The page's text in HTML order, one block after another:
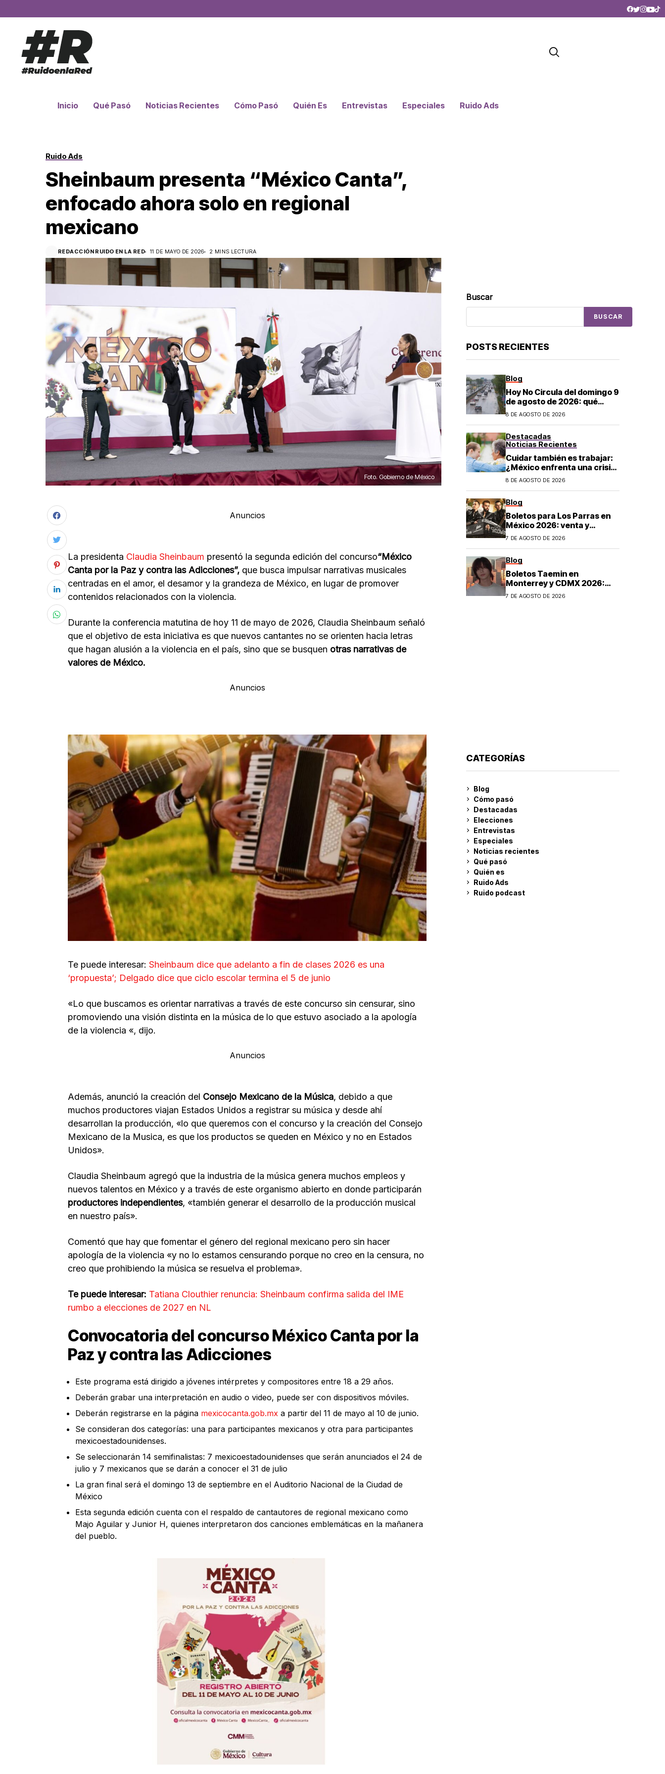
Inicio Qué Pasó Noticias Recientes Cómo Pasó Quién Es Entrevistas Especiales Ruido Ads
Ruido Ads
Sheinbaum presenta “México Canta”,
enfocado ahora solo en regional
mexicano
REDACCIÓN RUIDO EN LA RED 11 DE MAYO DE 2026 2 MINS LECTURA
Foto. Gobierno de México
Anuncios
La presidenta Claudia Sheinbaum presentó la segunda edición del concurso“México
Canta por la Paz y contra las Adicciones”, que busca impulsar narrativas musicales
centradas en el amor, el desamor y la grandeza de México, en lugar de promover
contenidos relacionados con la violencia.
Durante la conferencia matutina de hoy 11 de mayo de 2026, Claudia Sheinbaum señaló
que el objetivo de esta iniciativa es que nuevos cantantes no se orienten hacia letras
que hagan alusión a la violencia en el país, sino que se busquen otras narrativas de
valores de México.
Anuncios
Te puede interesar: Sheinbaum dice que adelanto a fin de clases 2026 es una
‘propuesta’; Delgado dice que ciclo escolar termina el 5 de junio
«Lo que buscamos es orientar narrativas a través de este concurso sin censurar, sino
promoviendo una visión distinta en la música de lo que estuvo asociado a la apología
de la violencia «, dijo.
Anuncios
Además, anunció la creación del Consejo Mexicano de la Música, debido a que
muchos productores viajan Estados Unidos a registrar su música y desde ahí
desarrollan la producción, «lo que queremos con el concurso y la creación del Consejo
Mexicano de la Musica, es que los productos se queden en México y no en Estados
Unidos».
Claudia Sheinbaum agregó que la industria de la música genera muchos empleos y
nuevos talentos en México y a través de este organismo abierto en donde participarán
productores independientes, «también generar el desarrollo de la producción musical
en nuestro país».
Comentó que hay que fomentar el género del regional mexicano pero sin hacer
apología de la violencia «y no lo estamos censurando porque no creo en la censura, no
creo que prohibiendo la música se resuelva el problema».
Te puede interesar: Tatiana Clouthier renuncia: Sheinbaum confirma salida del IME
rumbo a elecciones de 2027 en NL
Convocatoria del concursoMéxico Canta por la
Paz y contra las Adicciones
Este programa está dirigido a jóvenes intérpretes y compositores entre 18 a 29 años.
Deberán grabar una interpretación en audio o video, puede ser con dispositivos móviles.
Deberán registrarse en la página mexicocanta.gob.mx a partir del 11 de mayo al 10 de junio.
Se consideran dos categorías: una para participantes mexicanos y otra para participantes
mexicoestadounidenses.
Se seleccionarán 14 semifinalistas: 7 mexicoestadounidenses que serán anunciados el 24 de
julio y 7 mexicanos que se darán a conocer el 31 de julio
La gran final será el domingo 13 de septiembre en el Auditorio Nacional de la Ciudad de
México
Esta segunda edición cuenta con el respaldo de cantautores de regional mexicano como
Majo Aguilar y Junior H, quienes interpretaron dos canciones emblemáticas en la mañanera
del pueblo.
Buscar
BUSCAR
POSTS RECIENTES
Blog
Hoy No Circula del domingo 9
de agosto de 2026: qué
autos descansan y no
los horarios oficiales
8 DE AGOSTO DE 2026
Destacadas
Noticias Recientes
Cuidar también es trabajar:
¿México enfrenta una crisis
de cuidados?
8 DE AGOSTO DE 2026
Blog
Boletos para Los Parras en
México 2026: venta y
precios
7 DE AGOSTO DE 2026
Blog
Boletos Taemin en
Monterrey y CDMX 2026:
¿dónde comprar?
7 DE AGOSTO DE 2026
CATEGORÍAS
Blog
Cómo pasó
Destacadas
Elecciones
Entrevistas
Especiales
Noticias recientes
Qué pasó
Quién es
Ruido Ads
Ruido podcast